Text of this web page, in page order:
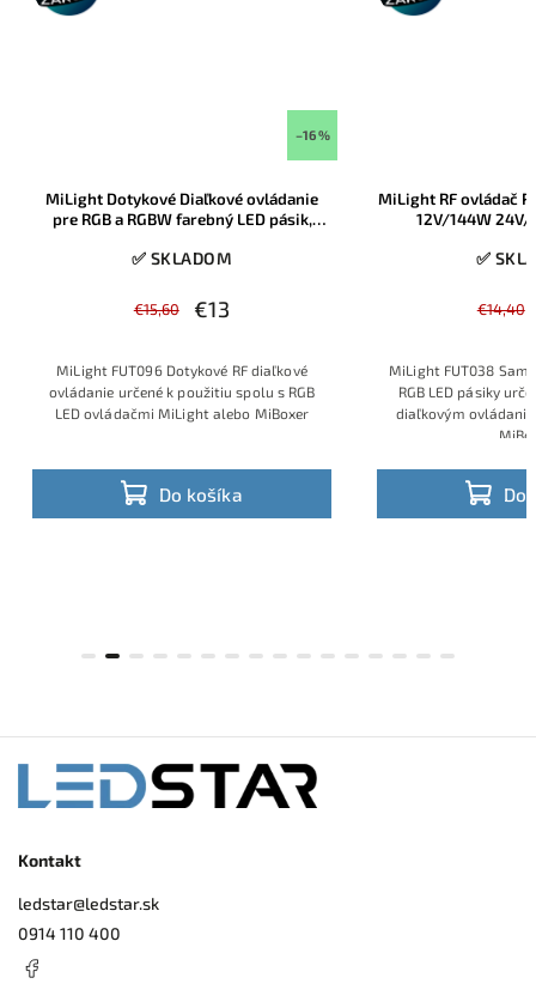
–16 %
MiLight RF ovládač RGB LED pásikov 18A
12V/144W 24V/288W, FUT037
✅ SKLADOM
€14,40 €12
Do košíka
MiLight FUT038 Samostatný ovládač pre
RGB LED pásiky určený pre pripojenie k
diaľkovým ovládaniam od MiLight lebo
MiBoxer WL-Box2
LED
✅
€24
Do
MiBoxer WL-Box2
existujúcich
MiBoxer) ku WiFi
ovládanie
Kontakt
ledstar@ledstar.sk
0914 110 400